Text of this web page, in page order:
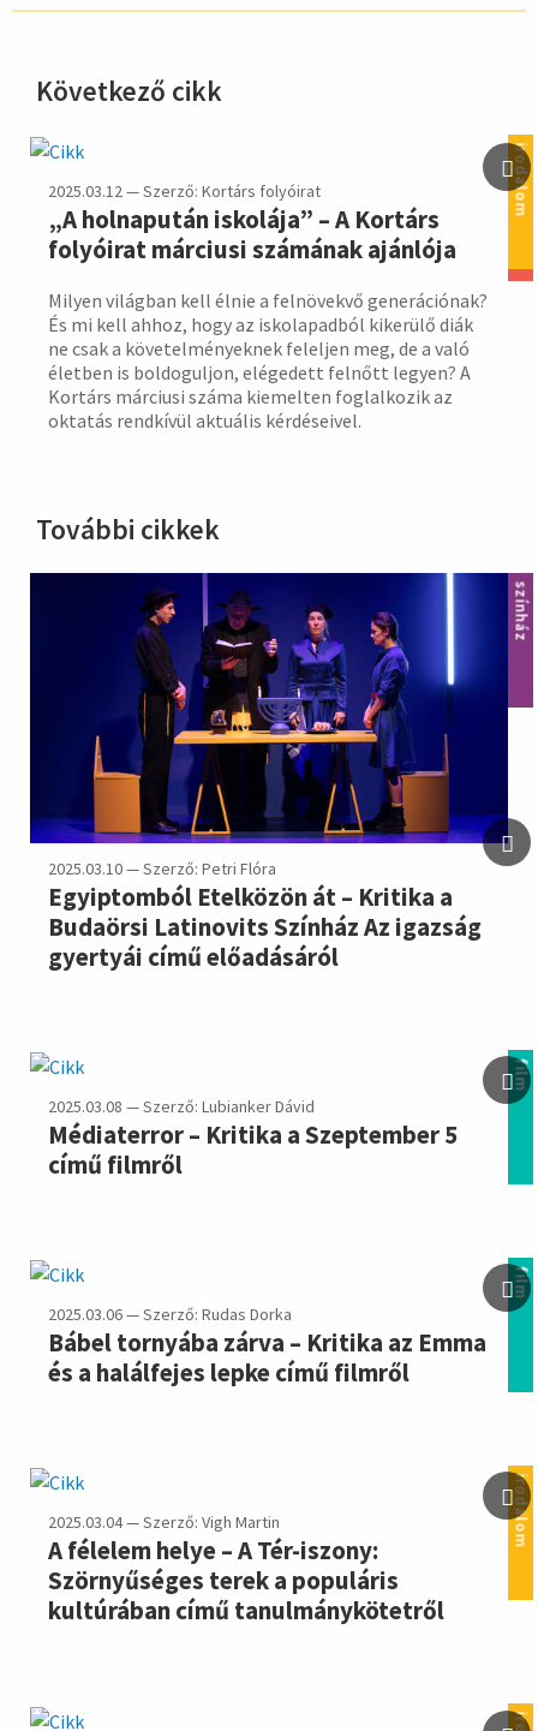
Következő cikk
irodalom
2025.03.12 — Szerző: Kortárs folyóirat
„A holnapután iskolája” – A Kortárs
folyóirat márciusi számának ajánlója
Milyen világban kell élnie a felnövekvő generációnak?
És mi kell ahhoz, hogy az iskolapadból kikerülő diák
ne csak a követelményeknek feleljen meg, de a való
életben is boldoguljon, elégedett felnőtt legyen? A
Kortárs márciusi száma kiemelten foglalkozik az
oktatás rendkívül aktuális kérdéseivel.
További cikkek
színház
2025.03.10 — Szerző: Petri Flóra
Egyiptomból Etelközön át – Kritika a
Budaörsi Latinovits Színház Az igazság
gyertyái című előadásáról
film
2025.03.08 — Szerző: Lubianker Dávid
Médiaterror – Kritika a Szeptember 5
című filmről
film
2025.03.06 — Szerző: Rudas Dorka
Bábel tornyába zárva – Kritika az Emma
és a halálfejes lepke című filmről
irodalom
2025.03.04 — Szerző: Vigh Martin
A félelem helye – A Tér-iszony:
Szörnyűséges terek a populáris
kultúrában című tanulmánykötetről